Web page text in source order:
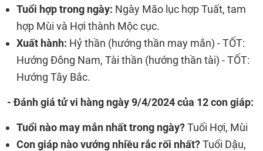
Tuổi hợp trong ngày: Ngày Mão lục hợp Tuất, tam
hợp Mùi và Hợi thành Mộc cục.
Xuất hành: Hỷ thần (hướng thần may mắn) - TỐT:
Hướng Đông Nam, Tài thần (hướng thần tài) - TỐT:
Hướng Tây Bắc.
- Đánh giá tử vi hàng ngày 9/4/2024 của 12 con giáp:
Tuổi nào may mắn nhất trong ngày?Tuổi Hợi, Mùi
Con giáp nào vướng nhiều rắc rối nhất?Tuổi Dậu,